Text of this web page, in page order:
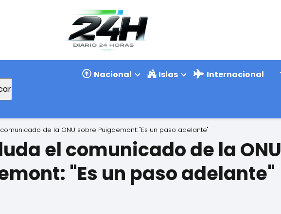
Nacional Islas Internacional
de la ONU sobre Puigdemont: "Es un paso adelante"
el comunicado de la
"Es un paso adelante"